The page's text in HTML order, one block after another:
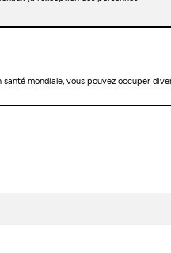
mondiale, vous pouvez occuper